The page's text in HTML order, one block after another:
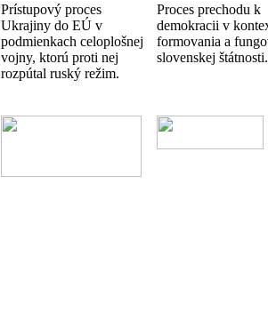
Prístupový proces
Ukrajiny do EÚ v
podmienkach celoplošnej
vojny, ktorú proti nej
rozpútal ruský režim.
Proces prechodu k
demokracii v
formovania a
slovenskej štátnosti.